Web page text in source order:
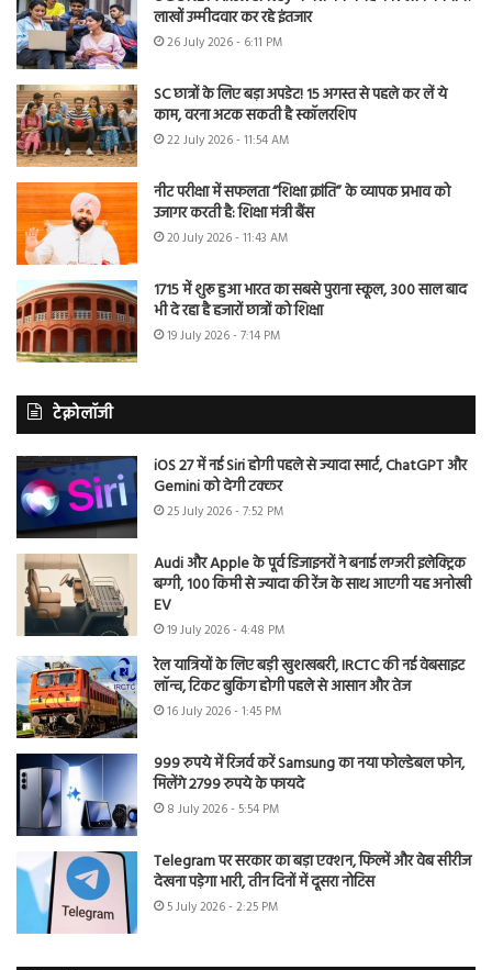
लाखों उम्मीदवार कर रहे इंतजार
26 July 2026 - 6:11 PM
SC छात्रों के लिए बड़ा अपडेट! 15 अगस्त से पहले कर लें ये
काम, वरना अटक सकती है स्कॉलरशिप
22 July 2026 - 11:54 AM
नीट परीक्षा में सफलता “शिक्षा क्रांति” के व्यापक प्रभाव को
उजागर करती है: शिक्षा मंत्री बैंस
20 July 2026 - 11:43 AM
1715 में शुरू हुआ भारत का सबसे पुराना स्कूल, 300 साल बाद
भी दे रहा है हजारों छात्रों को शिक्षा
19 July 2026 - 7:14 PM
टेक्नोलॉजी
iOS 27 में नई Siri होगी पहले से ज्यादा स्मार्ट, ChatGPT और
Gemini को देगी टक्कर
25 July 2026 - 7:52 PM
Audi और Apple के पूर्व डिजाइनरों ने बनाई लग्जरी इलेक्ट्रिक
बग्गी, 100 किमी से ज्यादा की रेंज के साथ आएगी यह अनोखी
EV
19 July 2026 - 4:48 PM
रेल यात्रियों के लिए बड़ी खुशखबरी, IRCTC की नई वेबसाइट
लॉन्च, टिकट बुकिंग होगी पहले से आसान और तेज
16 July 2026 - 1:45 PM
999 रुपये में रिजर्व करें Samsung का नया फोल्डेबल फोन,
मिलेंगे 2799 रुपये के फायदे
8 July 2026 - 5:54 PM
Telegram पर सरकार का बड़ा एक्शन, फिल्में और वेब सीरीज
देखना पड़ेगा भारी, तीन दिनों में दूसरा नोटिस
5 July 2026 - 2:25 PM